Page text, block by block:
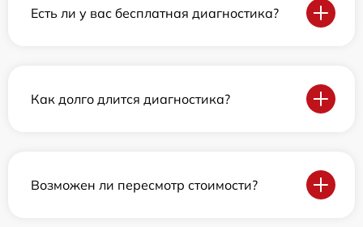
Есть ли у вас бесплатная диагностика?
Как долго длится диагностика?
Возможен ли пересмотр стоимости?